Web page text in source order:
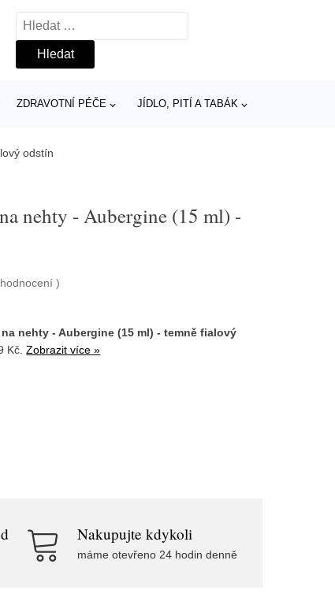
Vyhledávání
ZDRAVOTNÍ PÉČE JÍDLO, PITÍ A TABÁK
odstín
nehty - Aubergine (15 ml) -
hodnocení)
nehty - Aubergine (15 ml) - temně fialový
Kč.Zobrazit více »
Nakupujte kdykoli
máme otevřeno 24 hodin denně